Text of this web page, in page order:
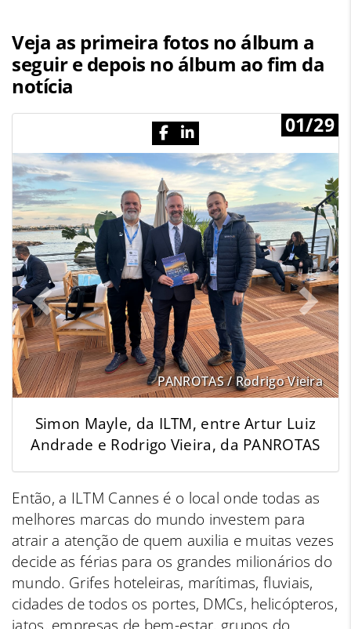
Veja as primeira fotos no álbum a
seguir e depois no álbum ao fim da
notícia
PANROTAS / Rodrigo Vieira
01/29
Simon Mayle, da ILTM, entre Artur Luiz
Andrade e Rodrigo Vieira, da PANROTAS
Previous
Então, a ILTM Cannes é o local onde todas as
melhores marcas do mundo investem para
atrair a atenção de quem auxilia e muitas vezes
decide as férias para os grandes milionários do
mundo. Grifes hoteleiras, marítimas, fluviais,
cidades de todos os portes, DMCs, helicópteros,